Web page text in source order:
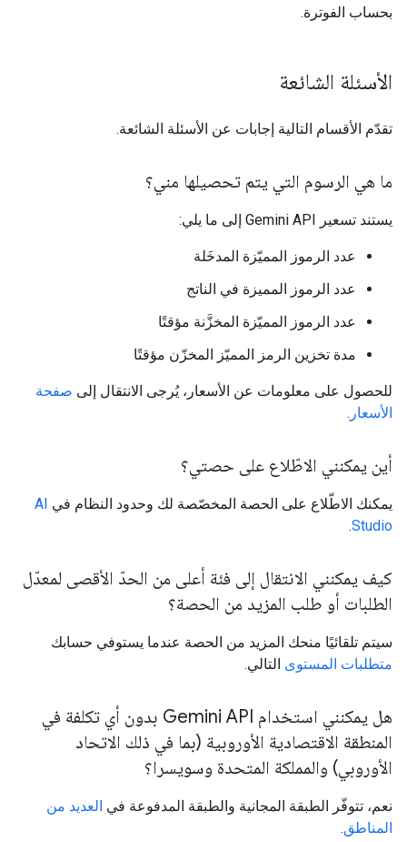
بحساب الفوترة.
الأسئلة الشائعة
تقدّم الأقسام التالية إجابات عن الأسئلة الشائعة.
ما هي الرسوم التي يتم تحصيلها مني؟
يستند تسعير Gemini API إلى ما يلي:
عدد الرموز المميّزة المدخَلة
عدد الرموز المميزة في الناتج
عدد الرموز المميّزة المخزَّنة مؤقتًا
مدة تخزين الرمز المميّز المخزّن مؤقتًا
للحصول على معلومات عن الأسعار، يُرجى الانتقال إلى صفحة
الأسعار .
أين يمكنني الاطّلاع على حصتي؟
يمكنك الاطّلاع على الحصة المخصّصة لك وحدود النظام في AI
Studio
.
كيف يمكنني الانتقال إلى فئة أعلى من الحدّ الأقصى لمعدّل
الطلبات أو طلب المزيد من الحصة؟
سيتم تلقائيًا منحك المزيد من الحصة عندما يستوفي حسابك
متطلبات المستوى التالي.
هل يمكنني استخدام Gemini API بدون أي تكلفة في
المنطقة الاقتصادية الأوروبية (بما في ذلك الاتحاد
الأوروبي) والمملكة المتحدة وسويسرا؟
نعم، تتوفّر الطبقة المجانية والطبقة المدفوعة في العديد من
المناطق.